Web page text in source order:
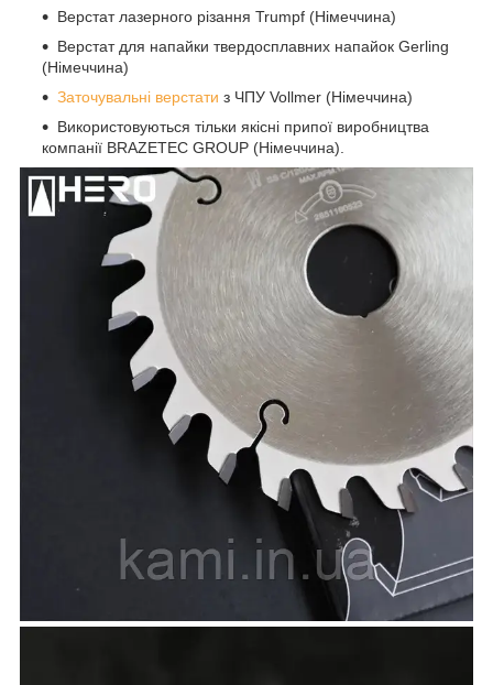
Верстат лазерного різання Trumpf (Німеччина)
Верстат для напайки твердосплавних напайок Gerling
(Німеччина)
Заточувальні верстати з ЧПУ Vollmer (Німеччина)
Використовуються тільки якісні припої виробництва
компанії BRAZETEC GROUP (Німеччина).